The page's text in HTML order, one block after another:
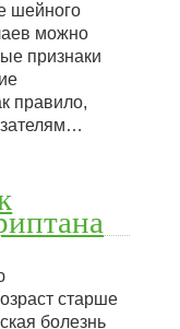
шейного
можно
признаки
правило,
старше
болезнь